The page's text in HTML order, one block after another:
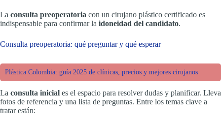
La consulta preoperatoria con un cirujano plástico certificado es
indispensable para confirmar la idoneidad del candidato.
Consulta preoperatoria: qué preguntar y qué esperar
Plástica Colombia: guía 2025 de clínicas, precios y mejores cirujanos
La consulta inicial es el espacio para resolver dudas y planificar. Lleva
fotos de referencia y una lista de preguntas. Entre los temas clave a
tratar están: